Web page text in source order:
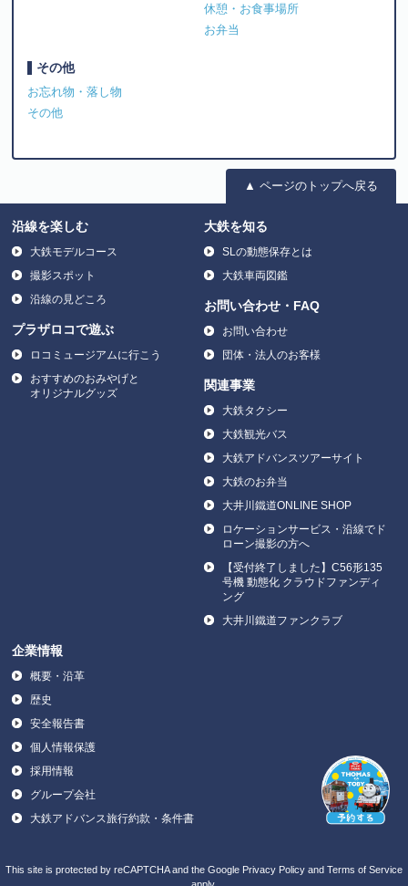
休憩・お食事場所
お弁当
その他
お忘れ物・落し物
その他
▲ ページのトップへ戻る
沿線を楽しむ
大鉄モデルコース
撮影スポット
沿線の見どころ
プラザロコで遊ぶ
ロコミュージアムに行こう
おすすめのおみやげと
オリジナルグッズ
大鉄を知る
SLの動態保存とは
大鉄車両図鑑
お問い合わせ・FAQ
お問い合わせ
団体・法人のお客様
関連事業
大鉄タクシー
大鉄観光バス
大鉄アドバンスツアーサイト
大鉄のお弁当
大井川鐵道ONLINE SHOP
ロケーションサービス・沿線でド
ローン撮影の方へ
【受付終了しました】C56形135
号機 動態化 クラウドファンディ
ング
大井川鐵道ファンクラブ
企業情報
概要・沿革
歴史
安全報告書
個人情報保護
採用情報
グループ会社
大鉄アドバンス旅行約款・条件書
This site is protected by reCAPTCHA and the Google Privacy Policy and Terms of Service